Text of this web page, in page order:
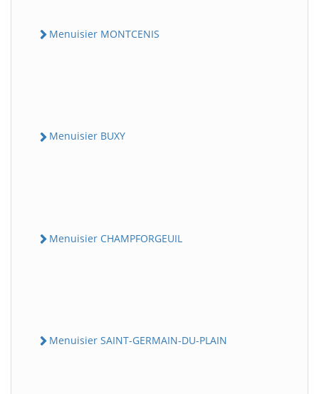
Menuisier MONTCENIS
Menuisier BUXY
Menuisier CHAMPFORGEUIL
Menuisier SAINT-GERMAIN-DU-PLAIN